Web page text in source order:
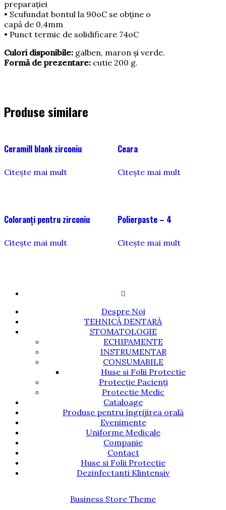
preparaţiei
• Scufundat bontul la 90oC se obţine o
capă de 0,4mm
• Punct termic de solidificare 74oC
Culori disponibile: galben, maron şi verde.
Formă de prezentare: cutie 200 g.
Produse similare
Ceramill blank zirconiu
Citește mai mult
Ceara
Citește mai mult
Coloranţi pentru zirconiu
Citește mai mult
Polierpaste – 4
Citește mai mult
Despre Noi
TEHNICĂ DENTARĂ
STOMATOLOGIE
ECHIPAMENTE
INSTRUMENTAR
CONSUMABILE
Huse si Folii Protectie
Protecție Pacienți
Protectie Medic
Cataloage
Produse pentru îngrijirea orală
Evenimente
Uniforme Medicale
Companie
Contact
Huse si Folii Protectie
Dezinfectanti Klintensiv
Business Store Theme